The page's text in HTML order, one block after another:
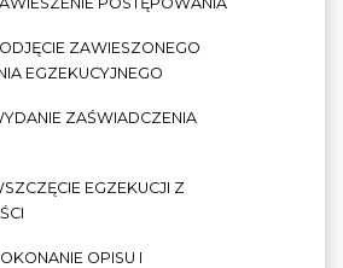
ZAWIESZONEGO
EGZEKUCYJNEGO
ZAŚWIADCZENIA
EGZEKUCJI Z
OPISU I